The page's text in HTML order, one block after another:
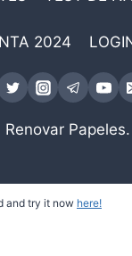
2024
Papeles.
and try it now here!